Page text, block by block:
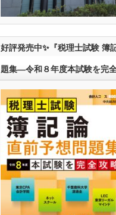
好評発売中✨『税理士試験 簿
題集―令和８年度本試験を完全